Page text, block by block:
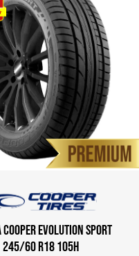
Evolution Sport
245/60 R18 105H